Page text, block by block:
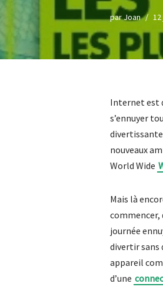
parJoan
Internet est
s’ennuyer
nouveaux
World Wide
Mais là
commencer,
journée
divertir sans
appareil
d’une